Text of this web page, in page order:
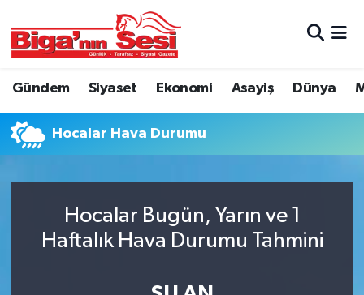
Gündem Siyaset Ekonomi Asayiş Dünya
Hocalar Hava Durumu
Hocalar Bugün, Yarın ve 1
Haftalık Hava Durumu Tahmini
Asayiş
Belde ve Köyler
Belediye
Dünya
Çanakkale Hava Durumu
Süper Lig Puan Durumu ve Fikstür
Tüm Manşetler
Son Dakika Haberleri